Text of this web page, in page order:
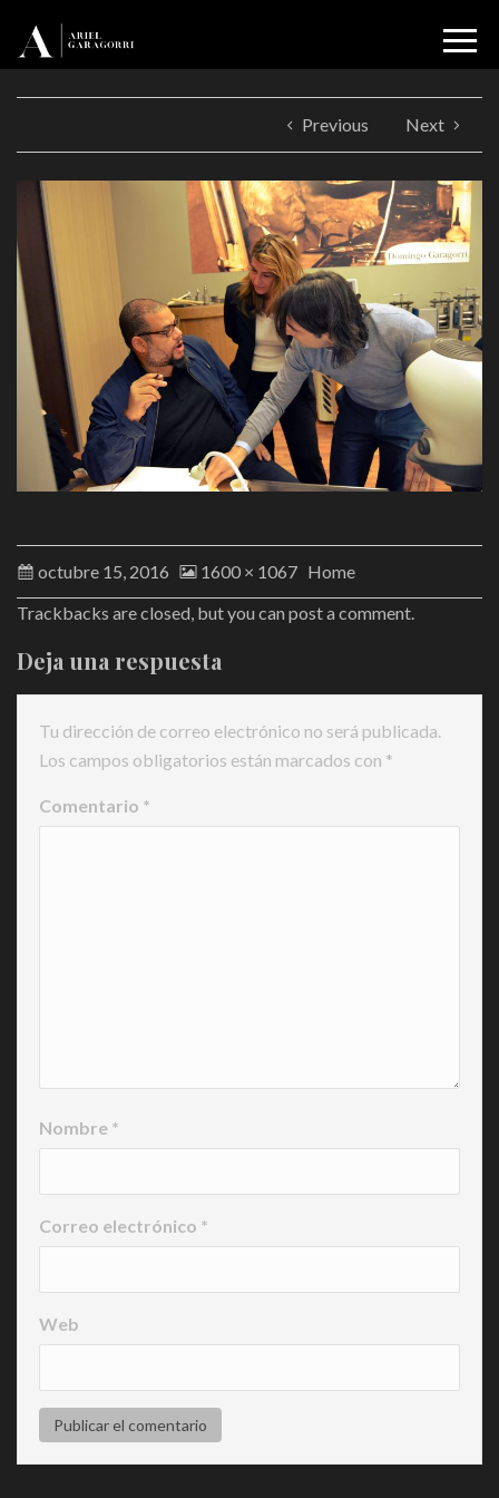
Previous Next
octubre 15, 2016 1600 × 1067 Home
Trackbacks are closed, but you can post a comment
Deja una respuesta
Tu dirección de correo electrónico no será publicada.
Los campos obligatorios están marcados con *
Comentario *
Nombre *
Correo electrónico *
Web